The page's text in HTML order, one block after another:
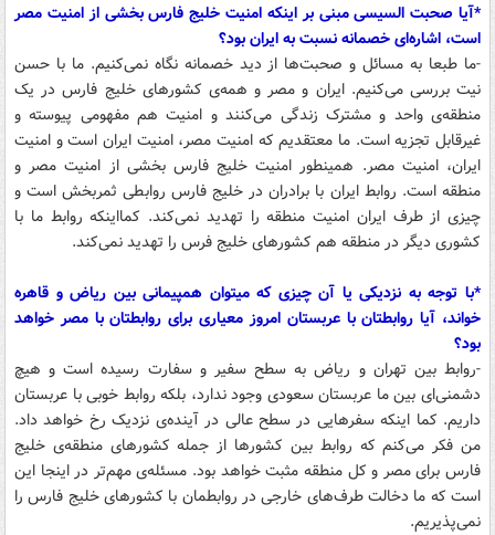
*آیا صحبت السیسی مبنی بر اینکه امنیت خلیج فارس بخشی از امنیت مصر
است، اشاره‌ای خصمانه نسبت به ایران بود؟
-ما طبعا به مسائل و صحبت‌ها از دید خصمانه نگاه نمی‌کنیم. ما با حسن
نیت بررسی می‌کنیم. ایران و مصر و همه‌ی کشورهای خلیج فارس در یک
منطقه‌ی واحد و مشترک زندگی می‌کنند و امنیت هم مفهومی پیوسته و
غیرقابل تجزیه است. ما معتقدیم که امنیت مصر، امنیت ایران است و امنیت
ایران، امنیت مصر. همینطور امنیت خلیج فارس بخشی از امنیت مصر و
منطقه است. روابط ایران با برادران در خلیج فارس روابطی ثمربخش است و
چیزی از طرف ایران امنیت منطقه را تهدید نمی‌کند. کمااینکه روابط ما با
کشوری دیگر در منطقه هم کشورهای خلیج فرس را تهدید نمی‌کند.
*با توجه به نزدیکی یا آن چیزی که میتوان همپیمانی بین ریاض و قاهره
خواند، آیا روابطتان با عربستان امروز معیاری برای روابطتان با مصر خواهد
بود؟
-روابط بین تهران و ریاض به سطح سفیر و سفارت رسیده است و هیچ
دشمنی‌ای بین ما عربستان سعودی وجود ندارد، بلکه روابط خوبی با عربستان
داریم. کما اینکه سفرهایی در سطح عالی در آینده‌ی نزدیک رخ خواهد داد.
من فکر می‌کنم که روابط بین کشورها از جمله کشورهای منطقه‌ی خلیج
فارس برای مصر و کل منطقه مثبت خواهد بود. مسئله‌ی مهم‌تر در اینجا این
است که ما دخالت طرف‌های خارجی در روابطمان با کشورهای خلیج فارس را
نمی‌پذیریم.